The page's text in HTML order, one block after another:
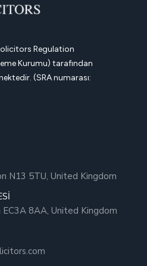
Regulation
Kurumu) tarafından
(SRA numarası:
N13 5TU, United Kingdom
8AA, United Kingdom